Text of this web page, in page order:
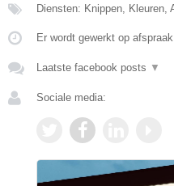
Diensten: Knippen, Kleuren,
Er wordt gewerkt op
Laatste facebook posts ▼
Sociale media: